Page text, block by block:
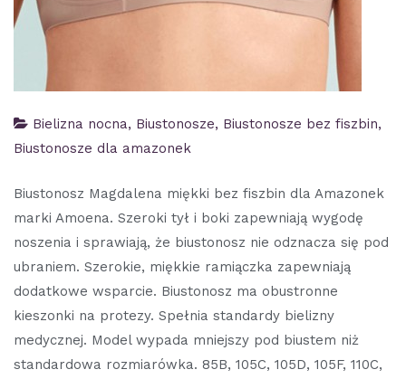
Bielizna nocna, Biustonosze, Biustonosze bez fiszbin,
Biustonosze dla amazonek
Biustonosz Magdalena miękki bez fiszbin dla Amazonek
marki Amoena. Szeroki tył i boki zapewniają wygodę
noszenia i sprawiają, że biustonosz nie odznacza się pod
ubraniem. Szerokie, miękkie ramiączka zapewniają
dodatkowe wsparcie. Biustonosz ma obustronne
kieszonki na protezy. Spełnia standardy bielizny
medycznej. Model wypada mniejszy pod biustem niż
standardowa rozmiarówka. 85B, 105C, 105D, 105F, 110C,